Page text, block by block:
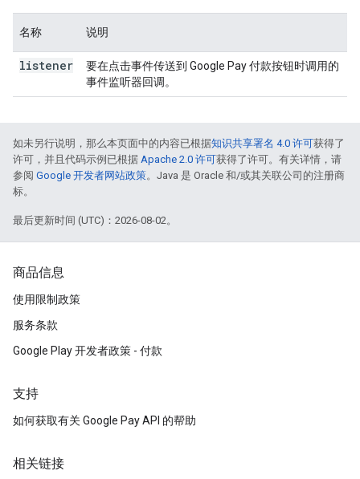
名称 说明
listener
要在点击事件传送到 Google Pay 付款按钮时调用的
事件监听器回调。
如未另行说明，那么本页面中的内容已根据知识共享署名 4.0 许可获得了
许可，并且代码示例已根据 Apache 2.0 许可获得了许可。有关详情，请
参阅 Google 开发者网站政策。Java 是 Oracle 和/或其关联公司的注册商
标。
最后更新时间 (UTC)：2026-08-02。
商品信息
使用限制政策
服务条款
Google Play 开发者政策 - 付款
支持
如何获取有关 Google Pay API 的帮助
相关链接